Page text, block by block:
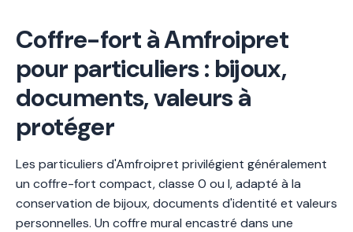
Coffre-fort à Amfroipret
pour particuliers : bijoux,
documents, valeurs à
protéger
Les particuliers d'Amfroipret privilégient généralement
un coffre-fort compact, classe 0 ou I, adapté à la
conservation de bijoux, documents d'identité et valeurs
personnelles. Un coffre mural encastré dans une